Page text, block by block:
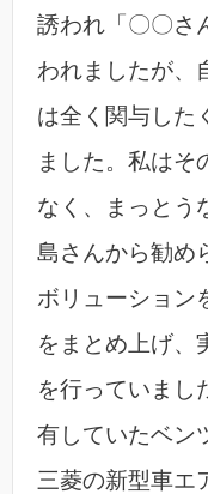
誘われ「〇〇さ
われましたが、
は全く関与した
ました。私はそ
なく、まっとう
島さんから勧め
ボリューション
をまとめ上げ、
を行っていまし
有していたベン
三菱の新型車エ